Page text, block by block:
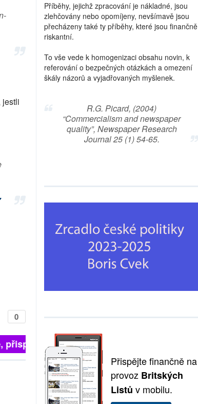
jestli
0
přispějte. ➥
Příběhy, jejichž zpracování je nákladné, jsou
zlehčovány nebo opomíjeny, nevšímavě jsou
přecházeny také ty příběhy, které jsou finančně
riskantní.
To vše vede k homogenizaci obsahu novin, k
referování o bezpečných otázkách a omezení
škály názorů a vyjadřovaných myšlenek.
R.G. Picard, (2004)
“Commercialism and newspaper
quality”, Newspaper Research
Journal 25 (1) 54-65.
Přispějte finančně na
provoz Britských
Listů v mobilu.